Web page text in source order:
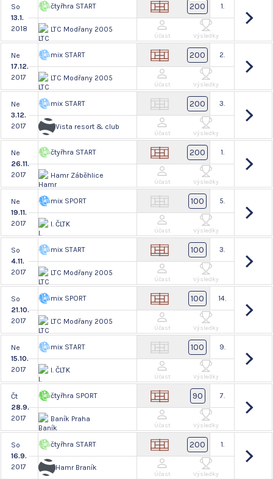
So
13.1.
2018
čtyřhra START
LTC Modřany 2005
200 1.
Účast Výsledky
Ne
17.12.
2017
mix START
LTC Modřany 2005
200 2.
Účast Výsledky
Ne
3.12.
2017
mix START
Vista resort & club
200 3.
Účast Výsledky
Ne
26.11.
2017
čtyřhra START
Hamr Záběhlice
200 1.
Účast Výsledky
Ne
19.11.
2017
mix SPORT
I. ČLTK
100 5.
Účast Výsledky
So
4.11.
2017
mix START
LTC Modřany 2005
100 3.
Účast Výsledky
So
21.10.
2017
mix SPORT
LTC Modřany 2005
100 14.
Účast Výsledky
Ne
15.10.
2017
mix START
I. ČLTK
100 9.
Účast Výsledky
Čt
28.9.
2017
čtyřhra SPORT
Baník Praha
90 7.
Účast Výsledky
So
16.9.
2017
čtyřhra START
Hamr Braník
200 1.
Účast Výsledky